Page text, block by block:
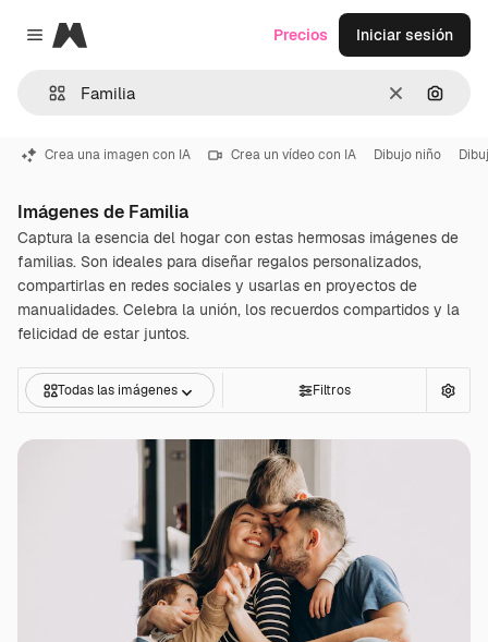
Close menu
Magnific
Borrar
Precios Iniciar sesión
Crea una imagen con IA Crea un vídeo con IA Dibujo niño
Imágenes de Familia
Captura la esencia del hogar con estas hermosas imágenes de
familias. Son ideales para diseñar regalos personalizados,
compartirlas en redes sociales y usarlas en proyectos de
manualidades. Celebra la unión, los recuerdos compartidos y la
felicidad de estar juntos.
Todas las imágenes Filtros